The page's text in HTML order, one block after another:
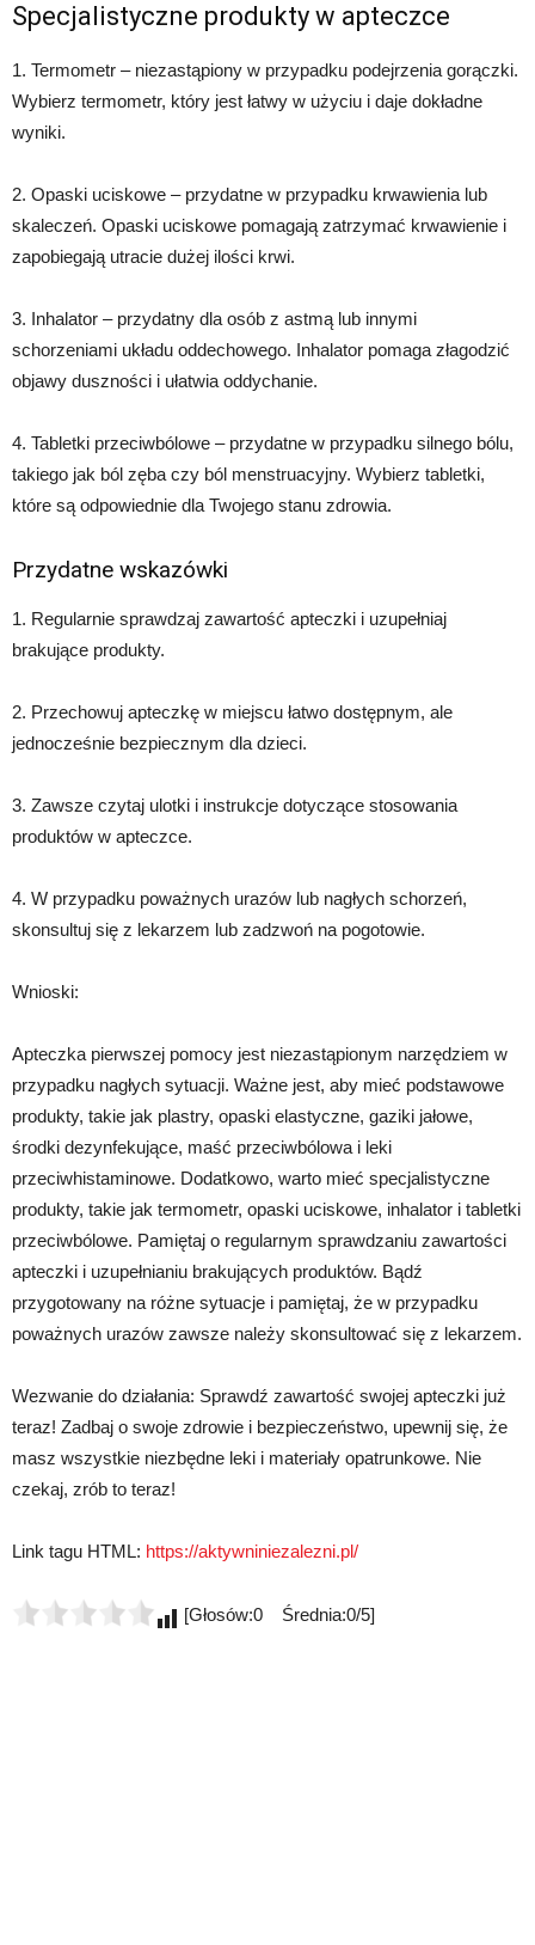
Specjalistyczne produkty w apteczce
1. Termometr – niezastąpiony w przypadku podejrzenia gorączki.
Wybierz termometr, który jest łatwy w użyciu i daje dokładne
wyniki.
2. Opaski uciskowe – przydatne w przypadku krwawienia lub
skaleczeń. Opaski uciskowe pomagają zatrzymać krwawienie i
zapobiegają utracie dużej ilości krwi.
3. Inhalator – przydatny dla osób z astmą lub innymi
schorzeniami układu oddechowego. Inhalator pomaga złagodzić
objawy duszności i ułatwia oddychanie.
4. Tabletki przeciwbólowe – przydatne w przypadku silnego bólu,
takiego jak ból zęba czy ból menstruacyjny. Wybierz tabletki,
które są odpowiednie dla Twojego stanu zdrowia.
Przydatne wskazówki
1. Regularnie sprawdzaj zawartość apteczki i uzupełniaj
brakujące produkty.
2. Przechowuj apteczkę w miejscu łatwo dostępnym, ale
jednocześnie bezpiecznym dla dzieci.
3. Zawsze czytaj ulotki i instrukcje dotyczące stosowania
produktów w apteczce.
4. W przypadku poważnych urazów lub nagłych schorzeń,
skonsultuj się z lekarzem lub zadzwoń na pogotowie.
Wnioski:
Apteczka pierwszej pomocy jest niezastąpionym narzędziem w
przypadku nagłych sytuacji. Ważne jest, aby mieć podstawowe
produkty, takie jak plastry, opaski elastyczne, gaziki jałowe,
środki dezynfekujące, maść przeciwbólowa i leki
przeciwhistaminowe. Dodatkowo, warto mieć specjalistyczne
produkty, takie jak termometr, opaski uciskowe, inhalator i tabletki
przeciwbólowe. Pamiętaj o regularnym sprawdzaniu zawartości
apteczki i uzupełnianiu brakujących produktów. Bądź
przygotowany na różne sytuacje i pamiętaj, że w przypadku
poważnych urazów zawsze należy skonsultować się z lekarzem.
Wezwanie do działania: Sprawdź zawartość swojej apteczki już
teraz! Zadbaj o swoje zdrowie i bezpieczeństwo, upewnij się, że
masz wszystkie niezbędne leki i materiały opatrunkowe. Nie
czekaj, zrób to teraz!
Link tagu HTML: https://aktywniniezalezni.pl/
[Głosów:0 Średnia:0/5]